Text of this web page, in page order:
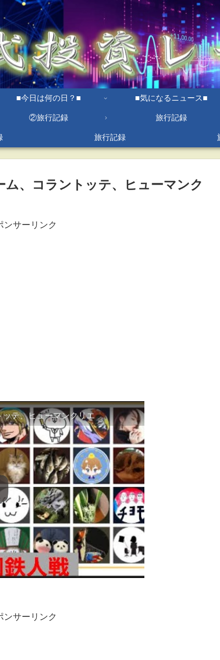
■今日は何の日？■ ■気になるニュース■
②旅行記録 旅行記録
旅行記録
、コラントッテ、ヒューマンク
ンサーリンク
テ、ヒューマンクリエ
ンサーリンク